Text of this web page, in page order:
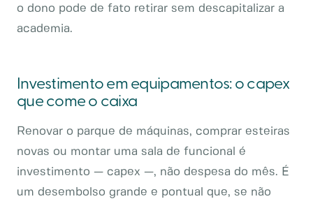
o dono pode de fato retirar sem descapitalizar a
academia.
Investimento em equipamentos: o capex
que come o caixa
Renovar o parque de máquinas, comprar esteiras
novas ou montar uma sala de funcional é
investimento — capex —, não despesa do mês. É
um desembolso grande e pontual que, se não